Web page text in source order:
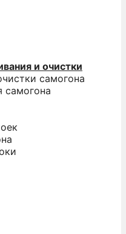
и очистки
самогона
самогона